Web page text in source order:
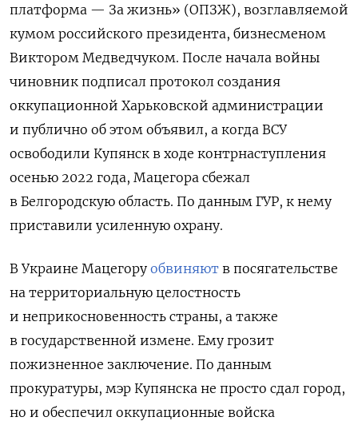
платформа — За жизнь» (ОПЗЖ), возглавляемой
кумом российского президента, бизнесменом
Виктором Медведчуком. После начала войны
чиновник подписал протокол создания
оккупационной Харьковской администрации
и публично об этом объявил, а когда ВСУ
освободили Купянск в ходе контрнаступления
осенью 2022 года, Мацегора сбежал
в Белгородскую область. По данным ГУР, к нему
приставили усиленную охрану.
В Украине Мацегору обвиняют в посягательстве
на территориальную целостность
и неприкосновенность страны, а также
в государственной измене. Ему грозит
пожизненное заключение. По данным
прокуратуры, мэр Купянска не просто сдал город,
но и обеспечил оккупационные войска